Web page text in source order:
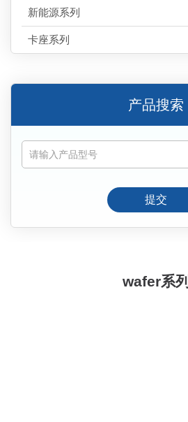
新能源系列
卡座系列
产品搜索
提交
wafer系列